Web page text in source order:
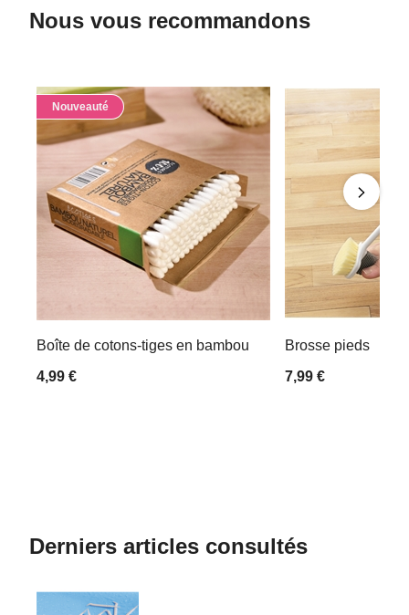
Nous vous recommandons
Nouveauté
Boîte de cotons-tiges en bambou
4,99 €
Brosse pieds
7,99 €
Derniers articles consultés